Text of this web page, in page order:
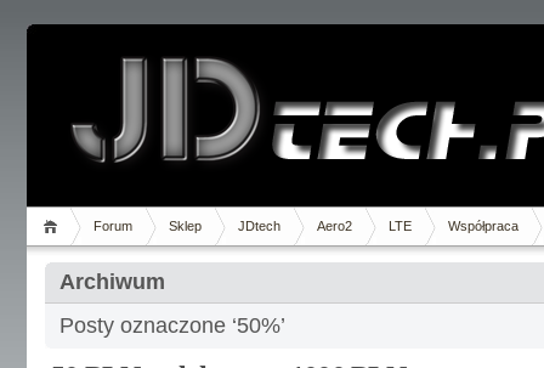
Forum Sklep JDtech Aero2 LTE Współpraca
Archiwum
Posty oznaczone ‘50%’